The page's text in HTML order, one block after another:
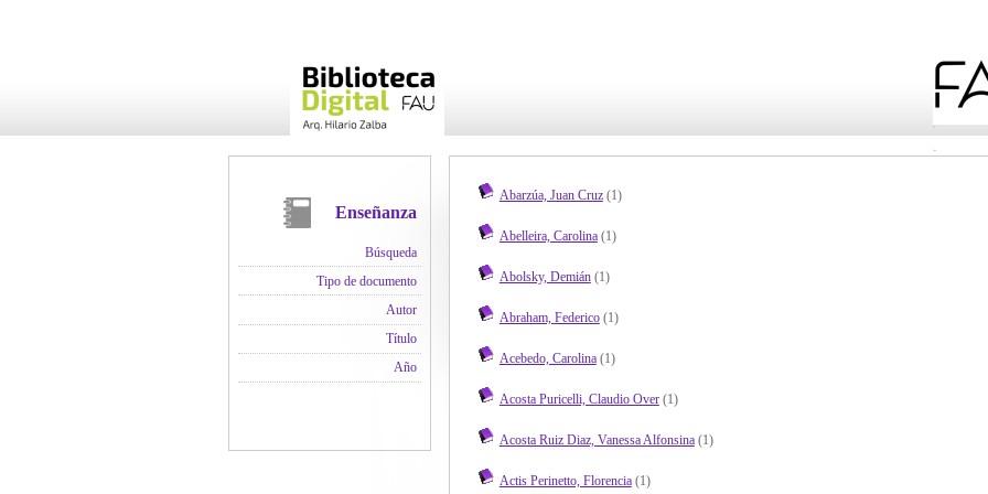
Enseñanza
Búsqueda
Tipo de documento
Autor
Título
Año
Abarzúa, Juan Cruz(1)
Abelleira, Carolina(1)
Abolsky, Demián(1)
Abraham, Federico(1)
Acebedo, Carolina(1)
Acosta Puricelli, Claudio Over(1)
Acosta Ruiz Diaz, Vanessa Alfonsina(1)
Actis Perinetto, Florencia(1)